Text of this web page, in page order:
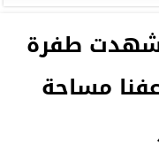
شهدت طفرة
مساحة